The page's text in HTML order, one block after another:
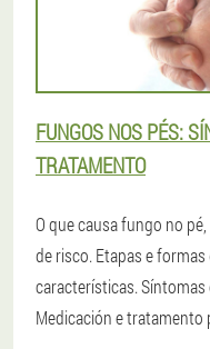
FUNGOS NOS PÉS:
TRATAMENTO
O que causa fungo no
de risco. Etapas e
características.
Medicación e tratamento